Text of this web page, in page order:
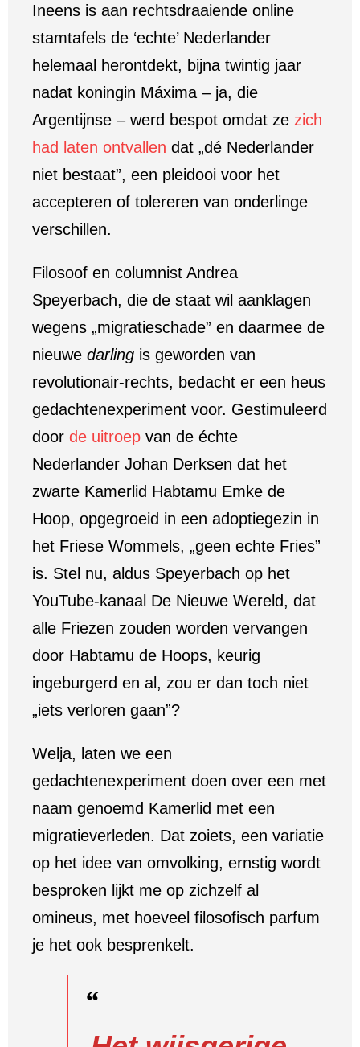
Ineens is aan rechtsdraaiende online
stamtafels de ‘echte’ Nederlander
helemaal herontdekt, bijna twintig jaar
nadat koningin Máxima – ja, die
Argentijnse – werd bespot omdat ze zich
had laten ontvallen dat „dé Nederlander
niet bestaat”, een pleidooi voor het
accepteren of tolereren van onderlinge
verschillen.
Filosoof en columnist Andrea
Speyerbach, die de staat wil aanklagen
wegens „migratieschade” en daarmee de
nieuwe darling is geworden van
revolutionair-rechts, bedacht er een heus
gedachtenexperiment voor. Gestimuleerd
door de uitroep van de échte
Nederlander Johan Derksen dat het
zwarte Kamerlid Habtamu Emke de
Hoop, opgegroeid in een adoptiegezin in
het Friese Wommels, „geen echte Fries”
is. Stel nu, aldus Speyerbach op het
YouTube-kanaal De Nieuwe Wereld, dat
alle Friezen zouden worden vervangen
door Habtamu de Hoops, keurig
ingeburgerd en al, zou er dan toch niet
„iets verloren gaan”?
Welja, laten we een
gedachtenexperiment doen over een met
naam genoemd Kamerlid met een
migratieverleden. Dat zoiets, een variatie
op het idee van omvolking, ernstig wordt
besproken lijkt me op zichzelf al
omineus, met hoeveel filosofisch parfum
je het ook besprenkelt.